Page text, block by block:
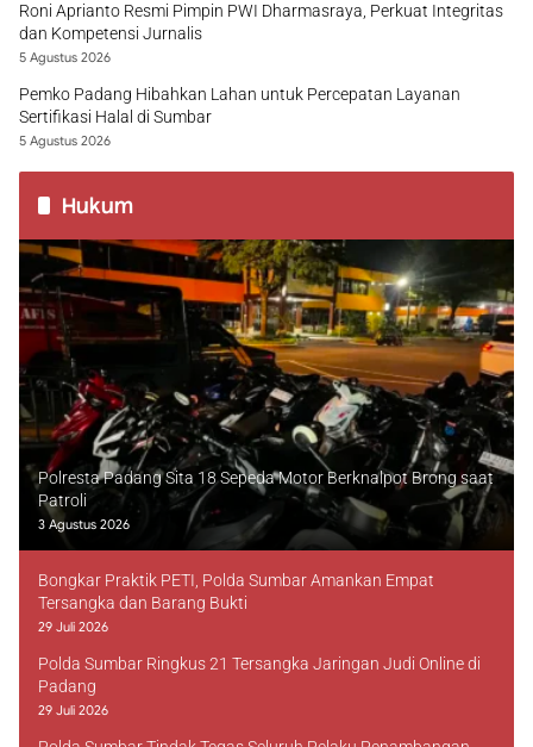
Roni Aprianto Resmi Pimpin PWI Dharmasraya, Perkuat Integritas
dan Kompetensi Jurnalis
5 Agustus 2026
Pemko Padang Hibahkan Lahan untuk Percepatan Layanan
Sertifikasi Halal di Sumbar
5 Agustus 2026
Hukum
Polresta Padang Sita 18 Sepeda Motor Berknalpot Brong saat
Patroli
3 Agustus 2026
Bongkar Praktik PETI, Polda Sumbar Amankan Empat
Tersangka dan Barang Bukti
29 Juli 2026
Polda Sumbar Ringkus 21 Tersangka Jaringan Judi Online di
Padang
29 Juli 2026